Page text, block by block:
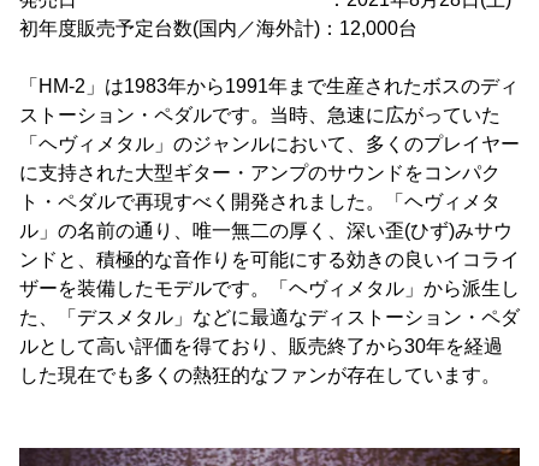
初年度販売予定台数(国内／海外計)：12,000台
「HM-2」は1983年から1991年まで生産されたボスのディ
ストーション・ペダルです。当時、急速に広がっていた
「ヘヴィメタル」のジャンルにおいて、多くのプレイヤー
に支持された大型ギター・アンプのサウンドをコンパク
ト・ペダルで再現すべく開発されました。「ヘヴィメタ
ル」の名前の通り、唯一無二の厚く、深い歪(ひず)みサウ
ンドと、積極的な音作りを可能にする効きの良いイコライ
ザーを装備したモデルです。「ヘヴィメタル」から派生し
た、「デスメタル」などに最適なディストーション・ペダ
ルとして高い評価を得ており、販売終了から30年を経過
した現在でも多くの熱狂的なファンが存在しています。